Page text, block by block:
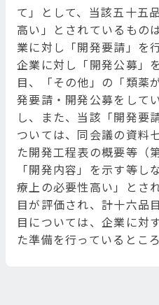
て」として、当該五十五
高い」とされているもの
業に対し「開発要請」を
企業に対し「開発公募」
目、「その他」の「類薬
発要請・開発公募をして
し、また、当該「開発要
ついては、同会議の資料
た開発工程表の概要等（
「開発内容」を示す等し
療上の必要性高い」とさ
目が評価され、計十六品
目については、企業に対
た準備を行っているとこ